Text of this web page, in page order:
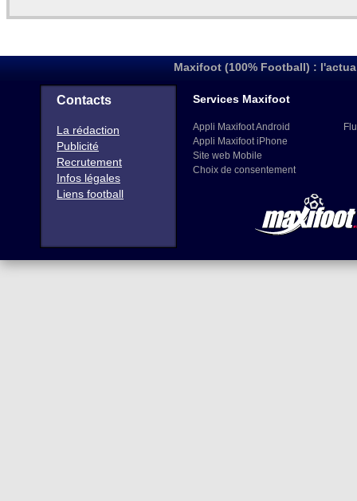
Maxifoot (100% Football) :
Contacts
La rédaction
Publicité
Recrutement
Infos légales
Liens football
Services Maxifoot
Appli Maxifoot Android
Appli Maxifoot iPhone
Site web Mobile
Choix de consentement